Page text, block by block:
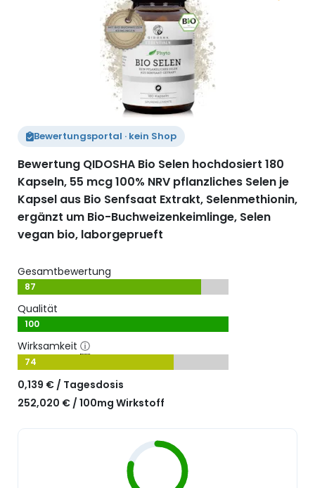
Bewertungsportal · kein Shop
Bewertung QIDOSHA Bio Selen hochdosiert 180
Kapseln, 55 mcg 100% NRV pflanzliches Selen je
Kapsel aus Bio Senfsaat Extrakt, Selenmethionin,
ergänzt um Bio-Buchweizenkeimlinge, Selen
vegan bio, laborgeprueft
Gesamtbewertung
87
Qualität
100
Wirksamkeit ⓘ
74
0,139 € / Tagesdosis
252,020 € / 100mg Wirkstoff